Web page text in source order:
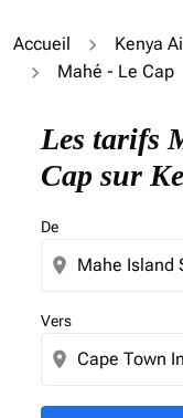
Accueil Kenya
Mahé - Le Cap
Les tarifs
Cap sur
De
location_on
Vers
location_on
Essayez de